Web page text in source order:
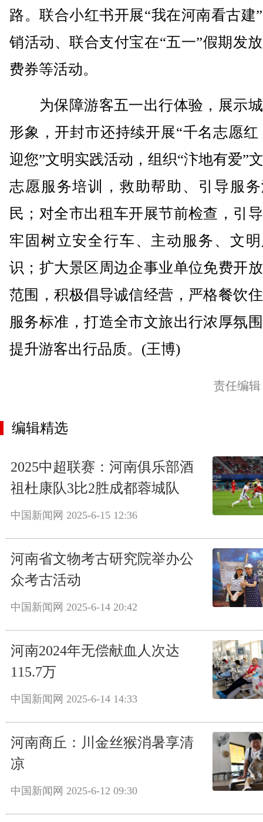
路。联合小红书开展“我在河南看古建
销活动、联合支付宝在“五一”假期发
费券等活动。
为保障游客五一出行体验，展示
形象，开封市还持续开展“千名志愿红
迎您”文明实践活动，组织“汴地有爱”
志愿服务培训，救助帮助、引导服
民；对全市出租车开展节前检查，引
牢固树立安全行车、主动服务、文
识；扩大景区周边企事业单位免费开
范围，积极倡导诚信经营，严格餐饮
服务标准，打造全市文旅出行浓厚氛
提升游客出行品质。(王博)
责任编
编辑精选
2025中超联赛：河南俱乐部酒
祖杜康队3比2胜成都蓉城队
中国新闻网 2025-6-15 12:36
河南省文物考古研究院举办公
众考古活动
中国新闻网 2025-6-14 20:42
河南2024年无偿献血人次达
115.7万
中国新闻网 2025-6-14 14:33
河南商丘：川金丝猴消暑享清
凉
中国新闻网 2025-6-12 09:30